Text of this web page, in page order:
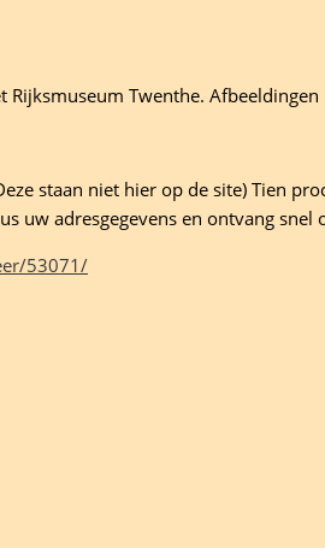
Twenthe.
staan niet hier op de site) Tien
uw adresgegevens en ontvang snel
53071/